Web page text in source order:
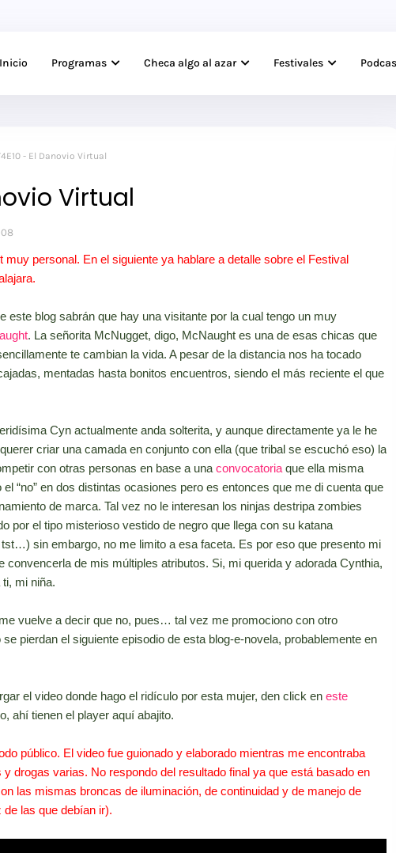
Inicio Programas Checa algo al azar Festivales
- El Danovio Virtual
Virtual
muy personal. En el siguiente ya hablare a detalle sobre el Festival
este blog sabrán que hay una visitante por la cual tengo un muy
. La señorita McNugget, digo, McNaught es una de esas chicas que
te cambian la vida. A pesar de la distancia nos ha tocado
mentadas hasta bonitos encuentros, siendo el más reciente el que
Cyn actualmente anda solterita, y aunque directamente ya le he
criar una camada en conjunto con ella (que tribal se escuchó eso) la
con otras personas en base a una convocatoria que ella misma
“no” en dos distintas ocasiones pero es entonces que me di cuenta que
de marca. Tal vez no le interesan los ninjas destripa zombies
por el tipo misterioso vestido de negro que llega con su katana
sin embargo, no me limito a esa faceta. Es por eso que presento mi
convencerla de mis múltiples atributos. Si, mi querida y adorada Cynthia,
mi niña.
vuelve a decir que no, pues… tal vez me promociono con otro
pierdan el siguiente episodio de esta blog-e-novela, probablemente en
el video donde hago el ridículo por esta mujer, den click en este
ahí tienen el player aquí abajito.
público. El video fue guionado y elaborado mientras me encontraba
y drogas varias. No respondo del resultado final ya que está basado en
las mismas broncas de iluminación, de continuidad y de manejo de
las que debían ir).